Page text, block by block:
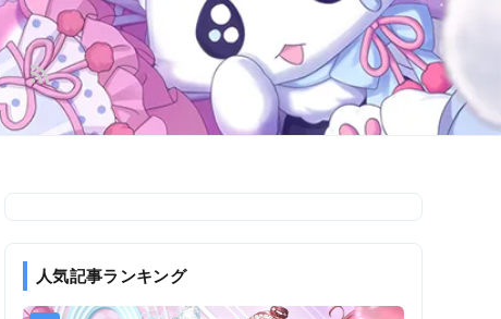
人気記事ランキング